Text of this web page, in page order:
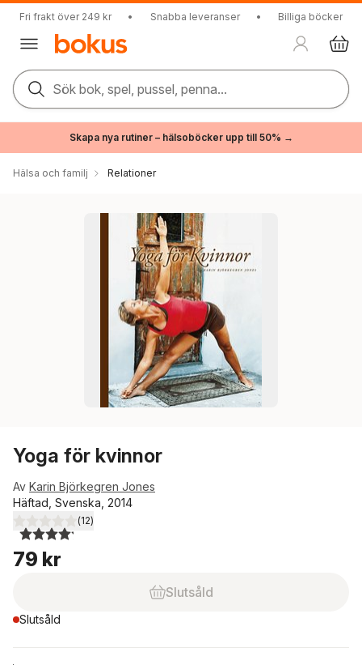
Fri frakt över 249 kr • Snabba leveranser • Billiga böcker
Sök bok, spel, pussel, penna...
Skapa nya rutiner – hälsoböcker upp till 50% →
Hälsa och familj Relationer
Yoga för kvinnor
Av Karin Björkegren Jones
Häftad, Svenska, 2014
4,2utav 5 stjärnor. Totalt antal röster:
(12)
79 kr
Slutsåld
Slutsåld